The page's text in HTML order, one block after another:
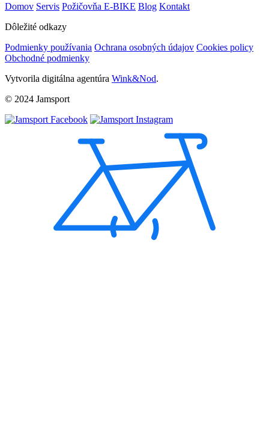
Domov Servis Požičovňa E-BIKE Blog Kontakt
Dôležité odkazy
Podmienky používania Ochrana osobných údajov Cookies policy
Obchodné podmienky
Vytvorila digitálna agentúra Wink&Nod.
© 2024 Jamsport